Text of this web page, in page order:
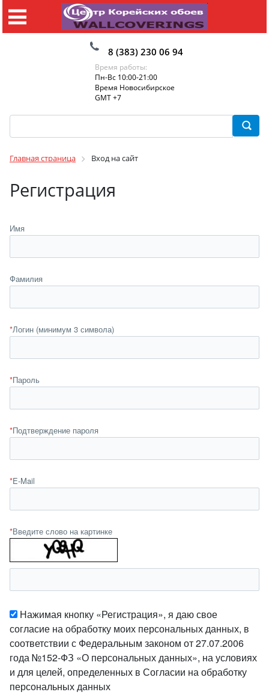
8 (383) 230 06 94
Время работы:
Пн-Вс 10:00-21:00
Время Новосибирское
GMT +7
Главная страница Вход на сайт
Регистрация
Имя
Фамилия
*Логин (минимум 3 символа)
*Пароль
*Подтверждение пароля
*E-Mail
*Введите слово на картинке
Нажимая кнопку «Регистрация», я даю свое
согласие на обработку моих персональных данных, в
соответствии с Федеральным законом от 27.07.2006
года №152-ФЗ «О персональных данных», на условиях
и для целей, определенных в Согласии на обработку
персональных данных